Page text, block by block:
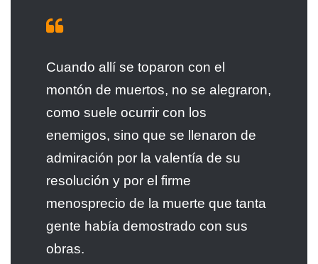
Cuando allí se toparon con el
montón de muertos, no se alegraron,
como suele ocurrir con los
enemigos, sino que se llenaron de
admiración por la valentía de su
resolución y por el firme
menosprecio de la muerte que tanta
gente había demostrado con sus
obras.